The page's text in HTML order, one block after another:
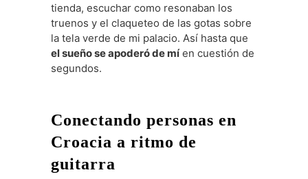
tienda, escuchar como resonaban los
truenos y el claqueteo de las gotas sobre
la tela verde de mi palacio. Así hasta que
el sueño se apoderó de míen cuestión de
segundos.
Conectando personas en
Croacia a ritmo de
guitarra